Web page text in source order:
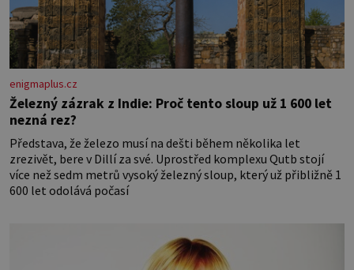
enigmaplus.cz
Železný zázrak z Indie: Proč tento sloup už 1 600 let
nezná rez?
Představa, že železo musí na dešti během několika let
zrezivět, bere v Dillí za své. Uprostřed komplexu Qutb stojí
více než sedm metrů vysoký železný sloup, který už přibližně 1
600 let odolává počasí